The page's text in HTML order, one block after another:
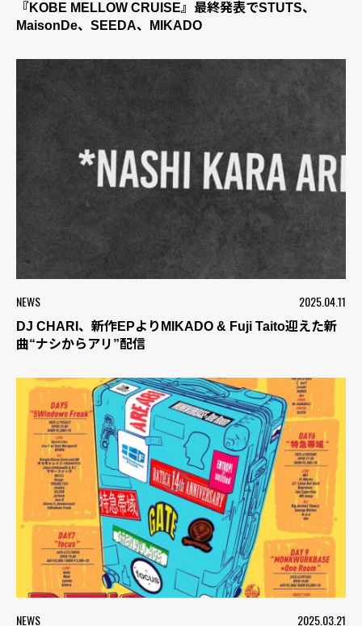
『KOBE MELLOW CRUISE』最終発表でSTUTS、
MaisonDe、SEEDA、MIKADO
NEWS 2025.04.11
DJ CHARI、新作EPよりMIKADO & Fuji Taito迎えた新
曲“ナシからアリ”配信
NEWS 2025.03.21